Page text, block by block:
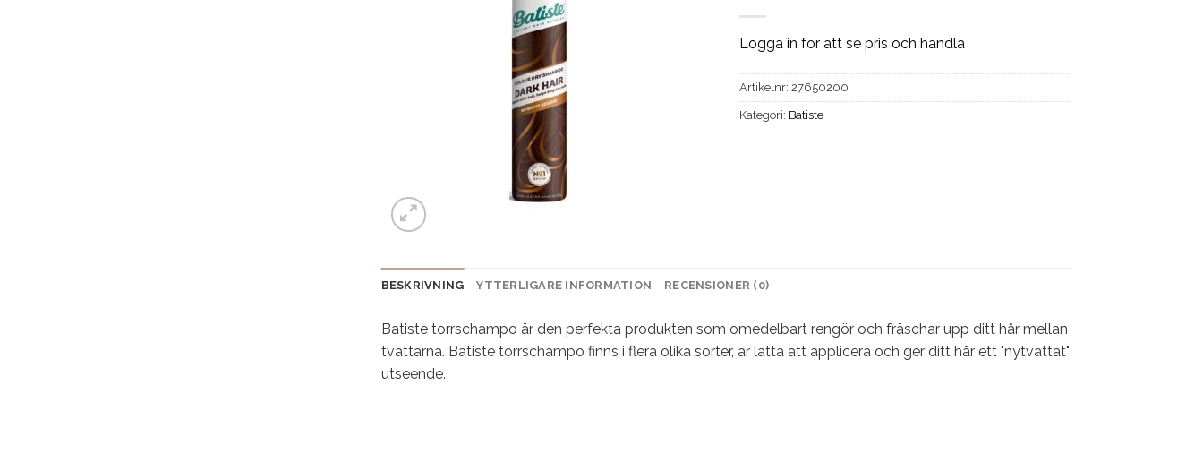
Logga in för att se pris och handla
Artikelnr: 27650200
Kategori: Batiste
BESKRIVNING YTTERLIGARE INFORMATION RECENSIONER (0)
Batiste torrschampo är den perfekta produkten som omedelbart rengör och fräschar upp ditt hår mellan
tvättarna. Batiste torrschampo finns i flera olika sorter, är lätta att applicera och ger ditt hår ett "nytvättat"
utseende.